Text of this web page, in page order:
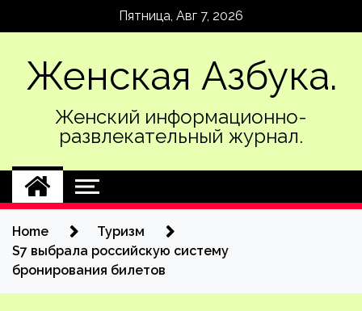
Пятница, Авг 7, 2026
Женская Азбука.
Женский информационно-
развлекательный журнал.
Home
Туризм
S7 выбрала российскую систему
бронирования билетов